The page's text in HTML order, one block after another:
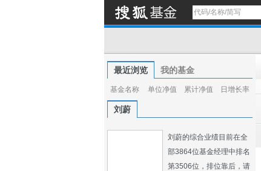
最近浏览 我的基金
基金名称 单位净值 累计净值 日增长率
刘蔚
刘蔚的综合业绩目前在全
部3864位基金经理中排名
第3506位，排位靠后，请